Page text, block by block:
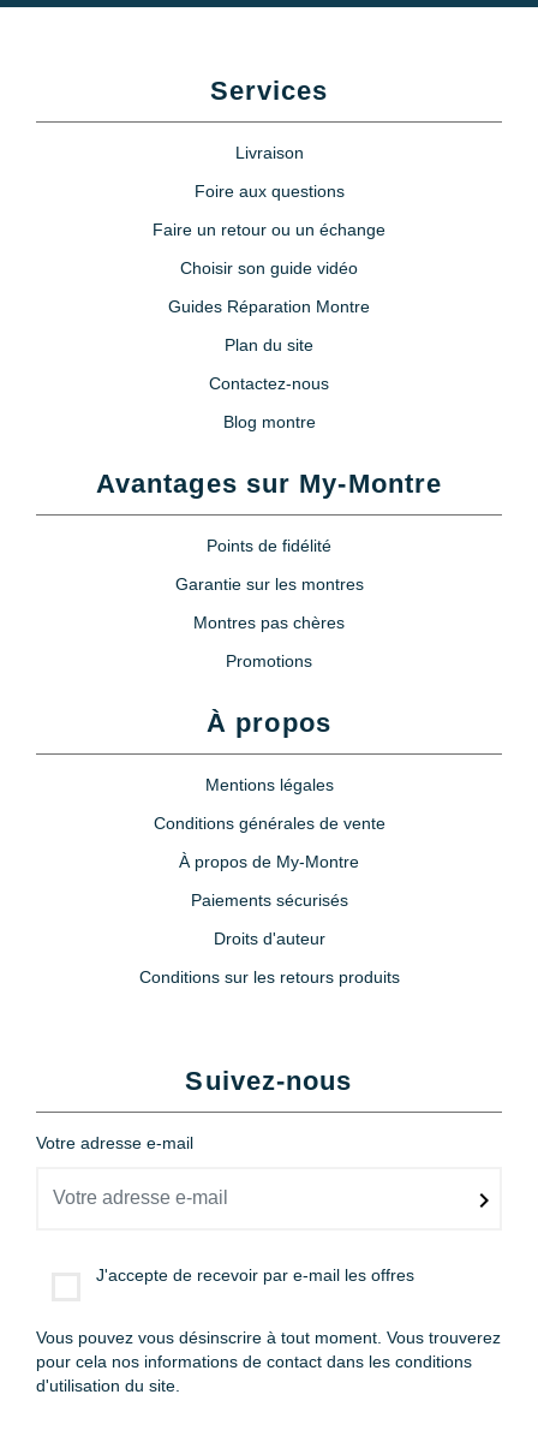
Services
Livraison
Foire aux questions
Faire un retour ou un échange
Choisir son guide vidéo
Guides Réparation Montre
Plan du site
Contactez-nous
Blog montre
Avantages sur My-Montre
Points de fidélité
Garantie sur les montres
Montres pas chères
Promotions
À propos
Mentions légales
Conditions générales de vente
À propos de My-Montre
Paiements sécurisés
Droits d'auteur
Conditions sur les retours produits
Suivez-nous
Votre adresse e-mail
J'accepte de recevoir par e-mail les offres
Vous pouvez vous désinscrire à tout moment. Vous trouverez
pour cela nos informations de contact dans les conditions
d'utilisation du site.